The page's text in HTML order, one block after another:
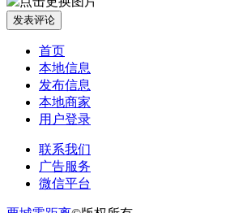
首页
本地信息
发布信息
本地商家
用户登录
联系我们
广告服务
微信平台